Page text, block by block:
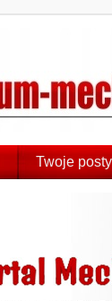
Twoje posty